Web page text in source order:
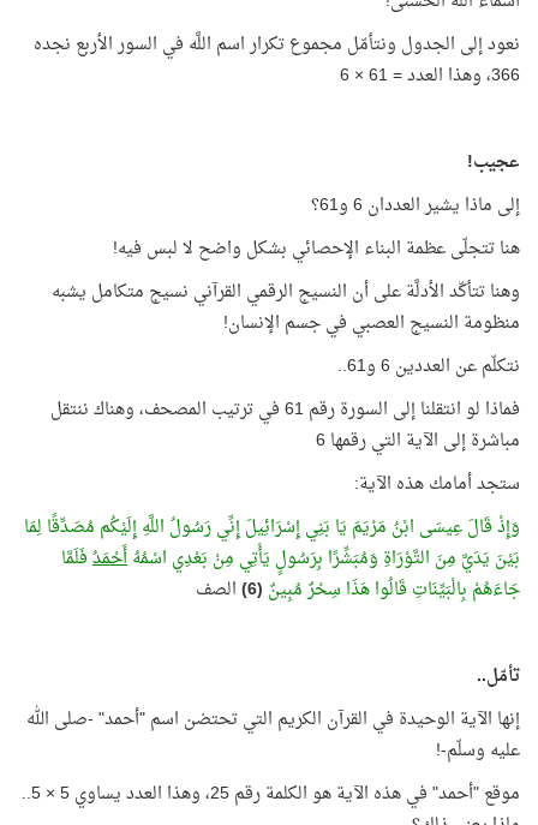
نعود إلى الجدول ونتأمّل مجموع تكرار اسم اللَّه في السور الأربع نجده
366، وهذا العدد = 61 × 6
عجيب!
إلى ماذا يشير العددان 6 و61؟
هنا تتجلّى عظمة البناء الإحصائي بشكل واضح لا لبس فيه!
وهنا تتأكّد الأدلَّة على أن النسيج الرقمي القرآني نسيج متكامل يشبه
منظومة النسيج العصبي في جسم الإنسان!
نتكلّم عن العددين 6 و61..
فماذا لو انتقلنا إلى السورة رقم 61 في ترتيب المصحف، وهناك ننتقل
مباشرة إلى الآية التي رقمها 6
ستجد أمامك هذه الآية:
وَإِذْ قَالَ عِيسَى ابْنُ مَرْيَمَ يَا بَنِي إِسْرَائِيلَ إِنِّي رَسُولُ اللَّهِ إِلَيْكُم مُصَدِّقًا لِمَا
بَيْنَ يَدَيَّ مِنَ التَّوْرَاةِ وَمُبَشِّرًا بِرَسُولٍ يَأْتِي مِنْ بَعْدِي اسْمُهُأَحْمَدُفَلَمَّا
جَاءَهُمْ بِالْبَيِّنَاتِ قَالُوا هَذَا سِحْرٌ مُبِينٌ (6) الصف
تأمّل..
إنها الآية الوحيدة في القرآن الكريم التي تحتضن اسم "أحمد" -صلى الله
عليه وسلّم-!
موقع "أحمد" في هذه الآية هو الكلمة رقم 25، وهذا العدد يساوي 5 × 5..